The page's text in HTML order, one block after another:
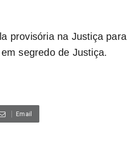
provisória na Justiça para
segredo de Justiça.
Email